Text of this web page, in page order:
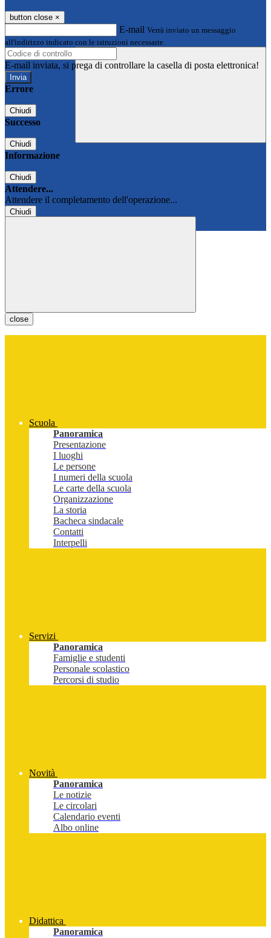
button close ×
E-mail Verrà inviato un messaggio
all'indirizzo indicato con le istruzioni necessarie.
E-mail inviata, si prega di controllare la casella di posta elettronica!
Errore
Chiudi
Successo
Chiudi
Informazione
Chiudi
Attendere...
Attendere il completamento dell'operazione...
Chiudi
close
Scuola
Panoramica
Presentazione
I luoghi
Le persone
I numeri della scuola
Le carte della scuola
Organizzazione
La storia
Bacheca sindacale
Contatti
Interpelli
Servizi
Panoramica
Famiglie e studenti
Personale scolastico
Percorsi di studio
Novità
Panoramica
Le notizie
Le circolari
Calendario eventi
Albo online
Didattica
Panoramica